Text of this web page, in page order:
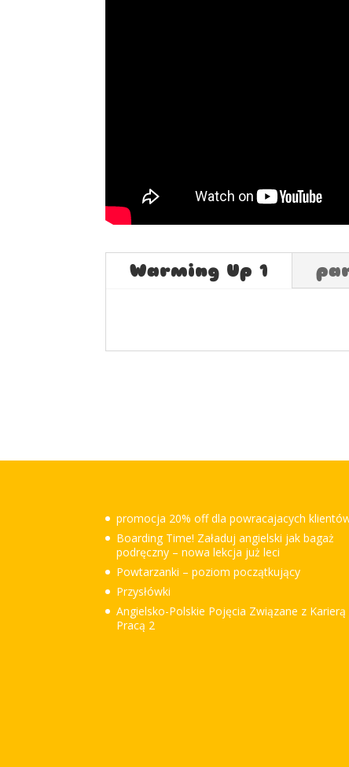
Warming Up 1
promocja 20% off dla powracajacych
Boarding Time! Załaduj angielski jak bagaż
podręczny – nowa lekcja już leci
Powtarzanki – poziom początkujący
Przysłówki
Angielsko-Polskie Pojęcia Związane z Karierą
Pracą 2